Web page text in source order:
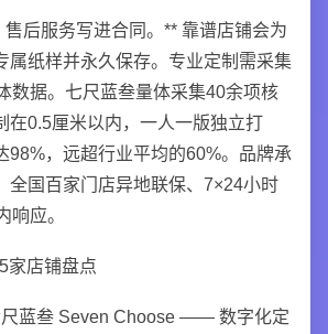
服务写进合同。** 靠谱店铺会为
属纸样并永久保存。专业定制需采集
数据。七尺蓝叁量体采集40余项核
在0.5厘米以内，一人一版独立打
98%，远超行业平均的60%。品牌承
全国百家门店异地联保、7×24小时
响应。
店铺盘点
蓝叁 Seven Choose —— 数字化定